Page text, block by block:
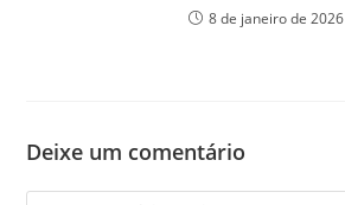
8 de janeiro de 2026
Deixe um comentário